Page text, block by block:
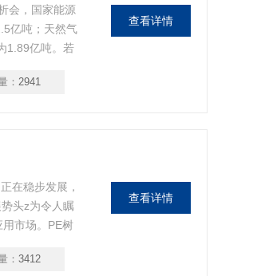
会，国家能源
亿吨；天然气
1.89亿吨。若
长，但增速
： 2941
查看详情
在稳步发展，
头z为令人瞩
市场。PE树
密度聚乙烯
： 3412
查看详情